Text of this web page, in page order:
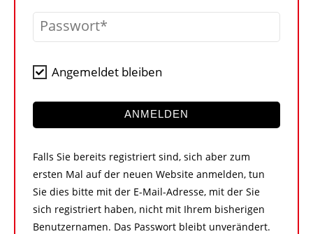
KRAN & BÜHNE
KONTAKT
Passwort
Angemeldet bleiben
ANMELDEN
Falls Sie bereits registriert sind, sich aber zum
ersten Mal auf der neuen Website anmelden, tun
Sie dies bitte mit der E-Mail-Adresse, mit der Sie
sich registriert haben, nicht mit Ihrem bisherigen
Benutzernamen. Das Passwort bleibt unverändert.